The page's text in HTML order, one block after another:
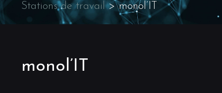
Stations de travail>monol’IT
monol’IT